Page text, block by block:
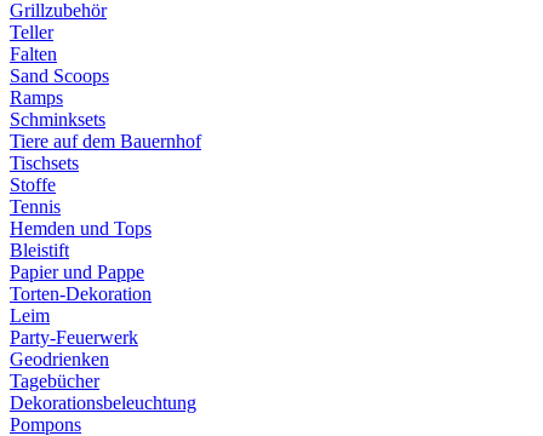
Grillzubehör
Teller
Falten
Sand Scoops
Ramps
Schminksets
Tiere auf dem Bauernhof
Tischsets
Stoffe
Tennis
Hemden und Tops
Bleistift
Papier und Pappe
Torten-Dekoration
Leim
Party-Feuerwerk
Geodrienken
Tagebücher
Dekorationsbeleuchtung
Pompons